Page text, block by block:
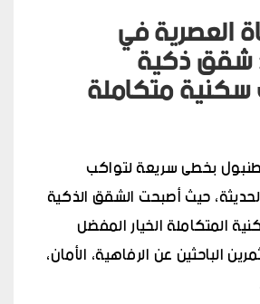
العصرية في
شقق ذكيةمتكاملة
بخطى سريعة لتواكب
حيث أصبحت الشقق الذكية
المتكاملة الخيار المفضل
الباحثين عن الرفاهية، الأمان،